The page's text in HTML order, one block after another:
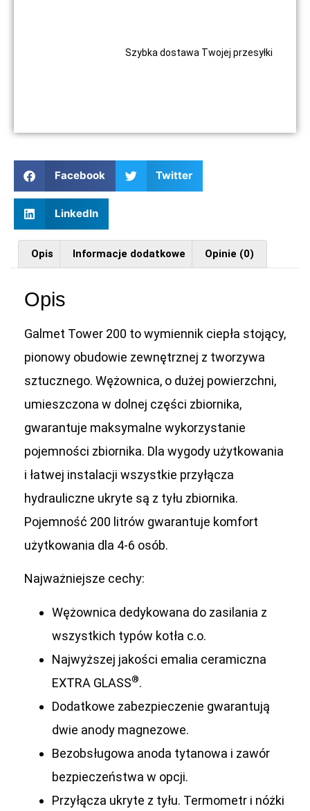
Facebook Twitter
LinkedIn
Szybka dostawa Twojej przesyłki
Opis Informacje dodatkowe Opinie (0)
Opis
Galmet Tower 200 to wymiennik ciepła stojący,
pionowy obudowie zewnętrznej z tworzywa
sztucznego. Wężownica, o dużej powierzchni,
umieszczona w dolnej części zbiornika,
gwarantuje maksymalne wykorzystanie
pojemności zbiornika. Dla wygody użytkowania
i łatwej instalacji wszystkie przyłącza
hydrauliczne ukryte są z tyłu zbiornika.
Pojemność 200 litrów gwarantuje komfort
użytkowania dla 4-6 osób.
Najważniejsze cechy:
Wężownica dedykowana do zasilania z
wszystkich typów kotła c.o.
Najwyższej jakości emalia ceramiczna
EXTRA GLASS®.
Dodatkowe zabezpieczenie gwarantują
dwie anody magnezowe.
Bezobsługowa anoda tytanowa i zawór
bezpieczeństwa w opcji.
Przyłącza ukryte z tyłu. Termometr i nóżki